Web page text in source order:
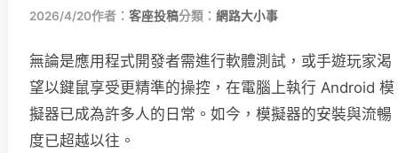
2026/4/20作者： 客座投稿分類： 網路大小事
無論是應用程式開發者需進行軟體測試，或手遊玩家渴
望以鍵鼠享受更精準的操控，在電腦上執行 Android 模
擬器已成為許多人的日常。如今，模擬器的安裝與流暢
度已超越以往。